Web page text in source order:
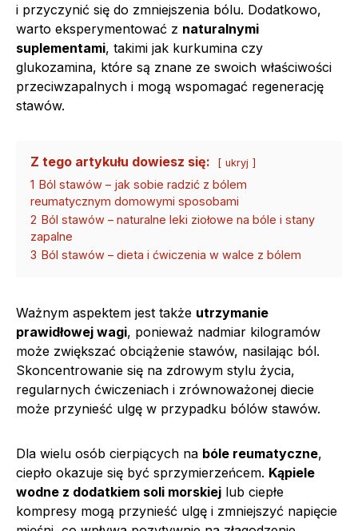
i przyczynić się do zmniejszenia bólu. Dodatkowo,
warto eksperymentować z naturalnymi
suplementami, takimi jak kurkumina czy
glukozamina, które są znane ze swoich właściwości
przeciwzapalnych i mogą wspomagać regenerację
stawów.
Z tego artykułu dowiesz się: ukryj
1 Ból stawów – jak sobie radzić z bólem
reumatycznym domowymi sposobami
2 Ból stawów – naturalne leki ziołowe na bóle i stany
zapalne
3 Ból stawów – dieta i ćwiczenia w walce z bólem
Ważnym aspektem jest także utrzymanie
prawidłowej wagi, ponieważ nadmiar kilogramów
może zwiększać obciążenie stawów, nasilając ból.
Skoncentrowanie się na zdrowym stylu życia,
regularnych ćwiczeniach i zrównoważonej diecie
może przynieść ulgę w przypadku bólów stawów.
Dla wielu osób cierpiących na bóle reumatyczne,
ciepło okazuje się być sprzymierzeńcem. Kąpiele
wodne z dodatkiem soli morskiej lub ciepłe
kompresy mogą przynieść ulgę i zmniejszyć napięcie